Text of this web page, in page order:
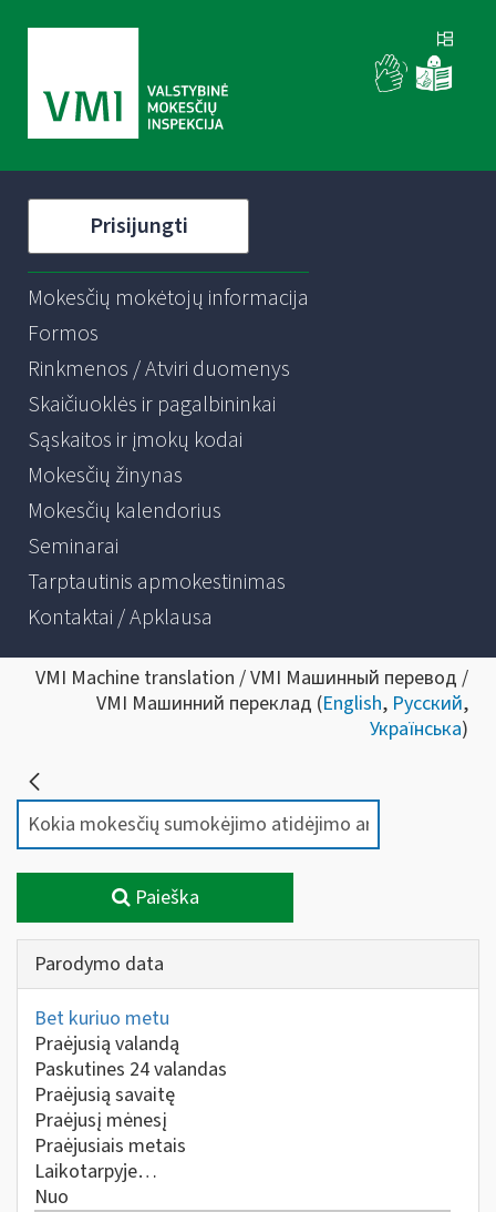
Prisijungti
Mokesčių mokėtojų informacija
Formos
Rinkmenos / Atviri duomenys
Skaičiuoklės ir pagalbininkai
Sąskaitos ir įmokų kodai
Mokesčių žinynas
Mokesčių kalendorius
Seminarai
Tarptautinis apmokestinimas
Kontaktai / Apklausa
VMI Machine translation / VMI Машинный перевод /
VMI Машинний переклад (English, Русский,
Українська)
Paieška
Parodymo data
Bet kuriuo metu
Praėjusią valandą
Paskutines 24 valandas
Praėjusią savaitę
Praėjusį mėnesį
Praėjusiais metais
Laikotarpyje…
Nuo